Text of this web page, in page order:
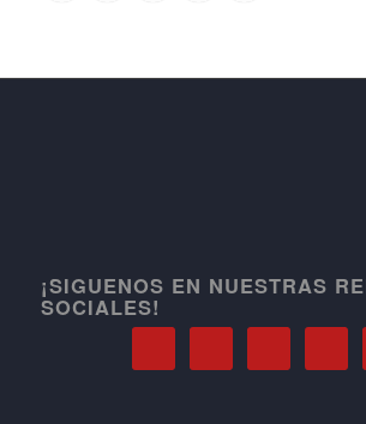
¡SIGUENOS EN NUESTRAS
SOCIALES!